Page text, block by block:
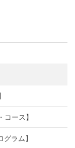
ース】
ラム】